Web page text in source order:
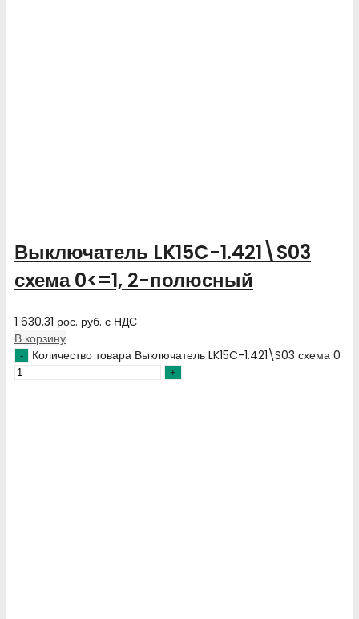
Выключатель LK15C-1.421\S03
схема 0<=1, 2-полюсный
1 630.31 рос. руб. с НДС
В корзину
Количество товара Выключатель LK15C-1.421\S03 схема 0